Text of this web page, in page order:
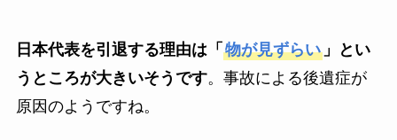
日本代表を引退する理由は「 物が見ずらい」とい
うところが大きいそうです。事故による後遺症が
原因のようですね。